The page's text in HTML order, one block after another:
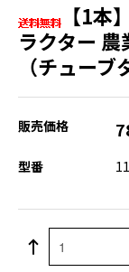
【1本
ラクター
（チューブ
販売価格
型番